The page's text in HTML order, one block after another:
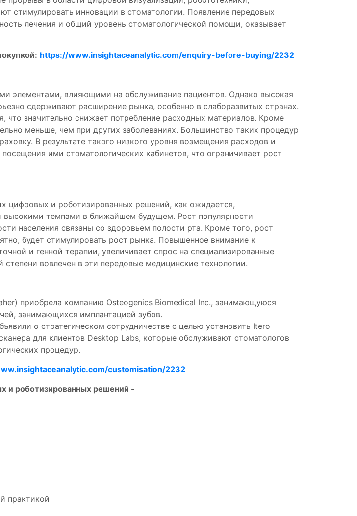
стимулировать инновации в стоматологии. Появление передовых
лечения и общий уровень стоматологической помощи, оказывает
https://www.insightaceanalytic.com/enquiry-before-buying/2232
элементами, влияющими на обслуживание пациентов. Однако высокая
сдерживают расширение рынка, особенно в слаборазвитых странах.
значительно снижает потребление расходных материалов. Кроме
меньше, чем при других заболеваниях. Большинство таких процедур
В результате такого низкого уровня возмещения расходов и
ими стоматологических кабинетов, что ограничивает рост
цифровых и роботизированных решений, как ожидается,
высокими темпами в ближайшем будущем. Рост популярности
населения связаны со здоровьем полости рта. Кроме того, рост
будет стимулировать рост рынка. Повышенное внимание к
и генной терапии, увеличивает спрос на специализированные
степени вовлечен в эти передовые медицинские технологии.
приобрела компанию Osteogenics Biomedical Inc., занимающуюся
занимающихся имплантацией зубов.
о стратегическом сотрудничестве с целью установить Itero
для клиентов Desktop Labs, которые обслуживают стоматологов
процедур.
customisation/2232
и роботизированных решений -
практикой